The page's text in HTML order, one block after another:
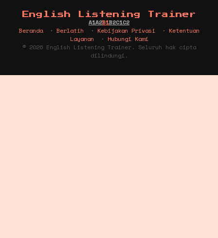
English Listening Trainer
A1A2B1B2C1C2
Beranda
· Berlatih · Kebijakan Privasi · Ketentuan
Layanan
· Hubungi Kami
© 2026 English Listening Trainer. Seluruh hak cipta
dilindungi.